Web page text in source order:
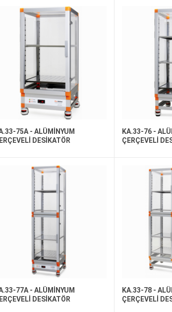
75A - ALÜMİNYUM
DESİKATÖR
KA.33-76 -
ÇERÇEVELİ
77A - ALÜMİNYUM
DESİKATÖR
KA.33-78 -
ÇERÇEVELİ